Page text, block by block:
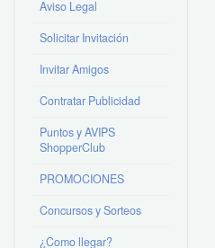
Aviso Legal
Solicitar Invitación
Invitar Amigos
Contratar Publicidad
Puntos y AVIPS
ShopperClub
PROMOCIONES
Concursos y Sorteos
¿Como llegar?